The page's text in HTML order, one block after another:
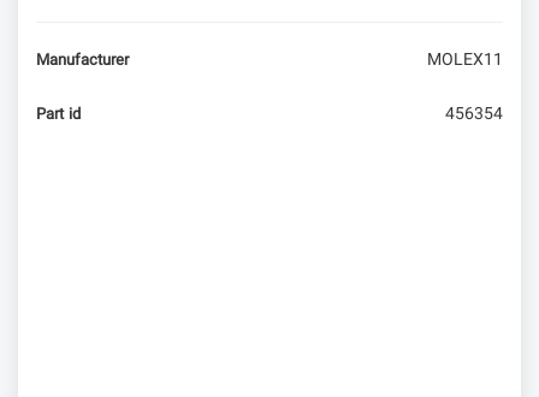
Manufacturer MOLEX11
Part id 456354